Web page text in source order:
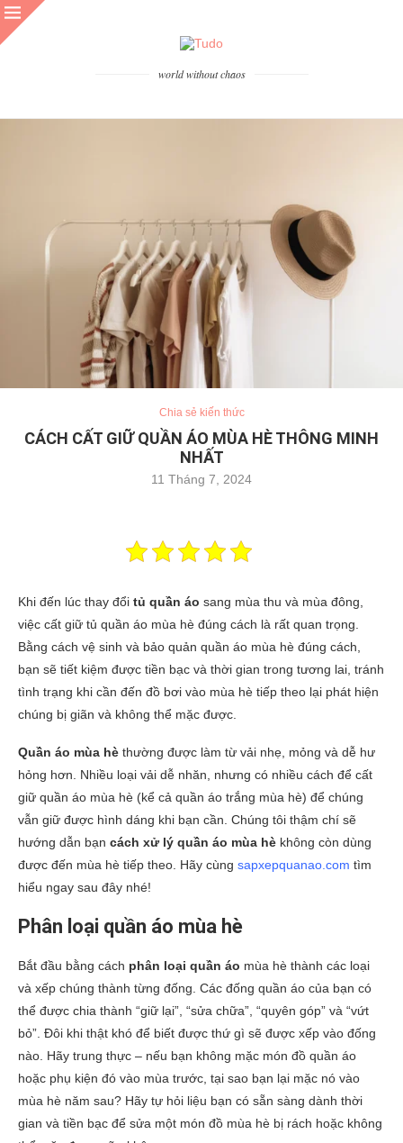
world without chaos
Chia sẻ kiến thức
CÁCH CẤT GIỮ QUẦN ÁO MÙA HÈ THÔNG MINH
NHẤT
11 Tháng 7, 2024
Khi đến lúc thay đổi tủ quần áo sang mùa thu và mùa đông,
việc cất giữ tủ quần áo mùa hè đúng cách là rất quan trọng.
Bằng cách vệ sinh và bảo quản quần áo mùa hè đúng cách,
bạn sẽ tiết kiệm được tiền bạc và thời gian trong tương lai, tránh
tình trạng khi cần đến đồ bơi vào mùa hè tiếp theo lại phát hiện
chúng bị giãn và không thể mặc được.
Quần áo mùa hè thường được làm từ vải nhẹ, mỏng và dễ hư
hỏng hơn. Nhiều loại vải dễ nhăn, nhưng có nhiều cách để cất
giữ quần áo mùa hè (kể cả quần áo trắng mùa hè) để chúng
vẫn giữ được hình dáng khi bạn cần. Chúng tôi thậm chí sẽ
hướng dẫn bạn cách xử lý quần áo mùa hè không còn dùng
được đến mùa hè tiếp theo. Hãy cùng sapxepquanao.com tìm
hiểu ngay sau đây nhé!
Phân loại quần áo mùa hè
Bắt đầu bằng cách phân loại quần áo mùa hè thành các loại
và xếp chúng thành từng đống. Các đống quần áo của bạn có
thể được chia thành “giữ lại”, “sửa chữa”, “quyên góp” và “vứt
bỏ”. Đôi khi thật khó để biết được thứ gì sẽ được xếp vào đống
nào. Hãy trung thực – nếu bạn không mặc món đồ quần áo
hoặc phụ kiện đó vào mùa trước, tại sao bạn lại mặc nó vào
mùa hè năm sau? Hãy tự hỏi liệu bạn có sẵn sàng dành thời
gian và tiền bạc để sửa một món đồ mùa hè bị rách hoặc không